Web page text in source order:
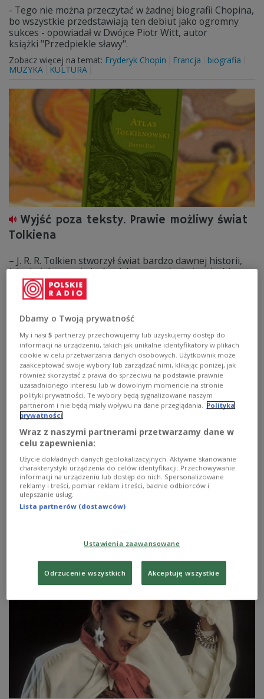
- Tego nie można przeczytać w żadnej biografii Chopina,
bo wszystkie przedstawiają ten debiut jako ogromny
sukces - opowiadał w Dwójce Piotr Witt, autor
książki "Przedpiekle sławy".
Zobacz więcej na temat: Fryderyk Chopin Francja
biografia
MUZYKA
KULTURA
Wyjść poza teksty. Prawie możliwy świat
Tolkiena
– J. R. R. Tolkien stworzył świat bardzo dawnej historii,
jaka byłaby mogła być, gdyby wszystko było odrobinę
inaczej – mówiła anglistka prof. Dominika Oramus.
Zobacz więcej na temat:
"Rodzina na sprzedaż". Dylemat matek w
Argentynie
- Diego Lerman pisze scenariusze, które poruszają
problemy jego kraju, ale pytania, które stawia w swoim
operator Wojciech Staroń.
Zobacz więcej na temat:kino Argentyna FILM KULTURA
Dbamy o Twoją prywatność
My i nasi5 partnerzy przechowujemy lub uzyskujemy dostęp do
informacji na urządzeniu, takich jak unikalne identyfikatory w plikach
cookie w celu przetwarzania danych osobowych. Użytkownik może
zaakceptować swoje wybory lub zarządzać nimi, klikając poniżej, jak
również skorzystać z prawa do sprzeciwu na podstawie prawnie
uzasadnionego interesu lub w dowolnym momencie na stronie
polityki prywatności. Te wybory będą sygnalizowane naszym
partnerom i nie będą miały wpływu na dane przeglądania.
Polityka
prywatności
Wraz z naszymi partnerami przetwarzamy dane w
celu zapewnienia:
Użycie dokładnych danych geolokalizacyjnych. Aktywne skanowanie
charakterystyki urządzenia do celów identyfikacji. Przechowywanie
informacji na urządzeniu lub dostęp do nich. Spersonalizowane
reklamy i treści, pomiar reklam i treści, badnie odbiorców i
ulepszanie usług.
Lista partnerów (dostawców)
Ustawienia zaawansowane
Odrzucenie wszystkich Akceptuję wszystkie